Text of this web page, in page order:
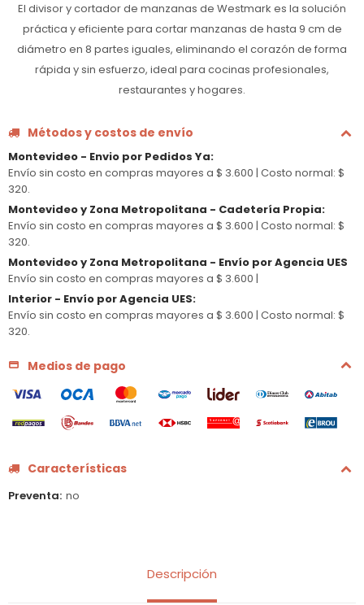
El divisor y cortador de manzanas de Westmark es la solución
práctica y eficiente para cortar manzanas de hasta 9 cm de
diámetro en 8 partes iguales, eliminando el corazón de forma
rápida y sin esfuerzo, ideal para cocinas profesionales,
restaurantes y hogares.
Métodos y costos de envío
Montevideo - Envio por Pedidos Ya:
Envío sin costo en compras mayores a $ 3.600 | Costo normal: $
320.
Montevideo y Zona Metropolitana - Cadetería Propia:
Envío sin costo en compras mayores a $ 3.600 | Costo normal: $
320.
Montevideo y Zona Metropolitana - Envío por Agencia UES
Envío sin costo en compras mayores a $ 3.600 |
Interior - Envío por Agencia UES:
Envío sin costo en compras mayores a $ 3.600 | Costo normal: $
320.
Medios de pago
Características
Preventa no
Descripción